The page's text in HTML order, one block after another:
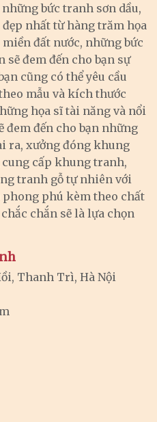
bức tranh sơn dầu,
nhất từ hàng trăm họa
đất nước, những bức
sẽ đem đến cho bạn sự
cũng có thể yêu cầu
mẫu và kích thước
họa sĩ tài năng và nổi
đem đến cho bạn những
ra, xưởng đóng khung
cấp khung tranh,
tranh gỗ tự nhiên với
phong phú kèm theo chất
chắn sẽ là lựa chọn
Thanh Trì, Hà Nội